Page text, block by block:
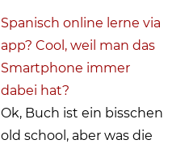
Spanisch online lerne via
app? Cool, weil man das
Smartphone immer
dabei hat?
Ok, Buch ist ein bisschen
old school, aber was die